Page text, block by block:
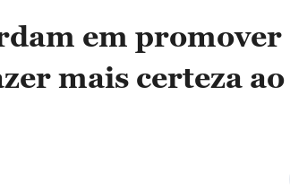
em promover
mais certeza ao